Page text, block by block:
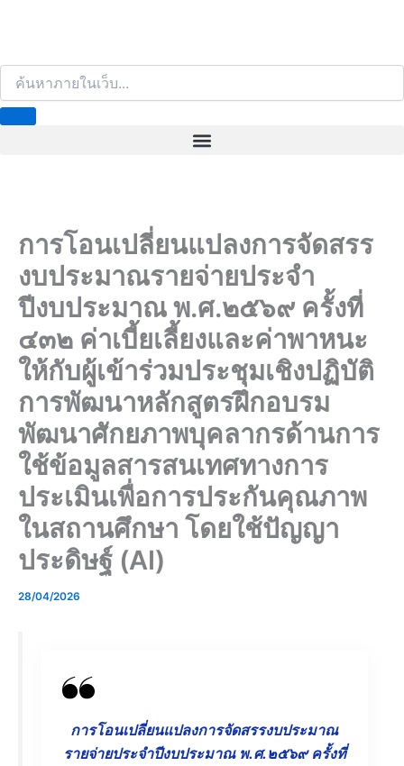
การโอนเปลี่ยนแปลงการจัดสรร
งบประมาณรายจ่ายประจำ
ปีงบประมาณ พ.ศ.๒๕๖๙ ครั้งที่
๔๓๒ ค่าเบี้ยเลี้ยงและค่าพาหนะ
ให้กับผู้เข้าร่วมประชุมเชิงปฏิบัติ
การพัฒนาหลักสูตรฝึกอบรม
พัฒนาศักยภาพบุคลากรด้านการ
ใช้ข้อมูลสารสนเทศทางการ
ประเมินเพื่อการประกันคุณภาพ
ในสถานศึกษา โดยใช้ปัญญา
ประดิษฐ์ (AI)
28/04/2026
การโอนเปลี่ยนแปลงการจัดสรรงบประมาณ
รายจ่ายประจำปีงบประมาณ พ.ศ.๒๕๖๙ ครั้งที่
r
h